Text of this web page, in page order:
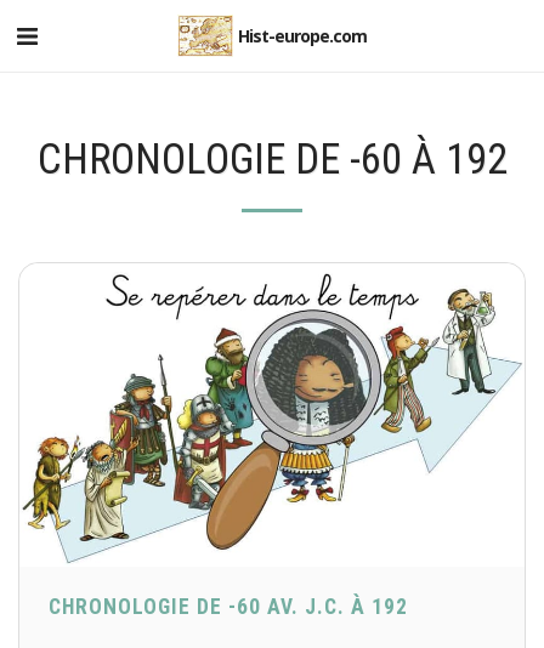
Hist-europe.com
CHRONOLOGIE DE -60 À 192
CHRONOLOGIE DE -60 AV. J.C. À 192